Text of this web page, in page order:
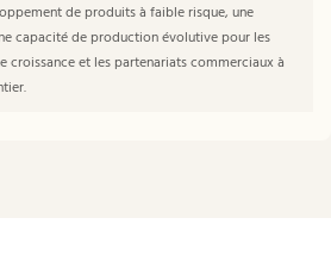
de produits à faible risque, une
capacité de production évolutive pour les
croissance et les partenariats commerciaux à